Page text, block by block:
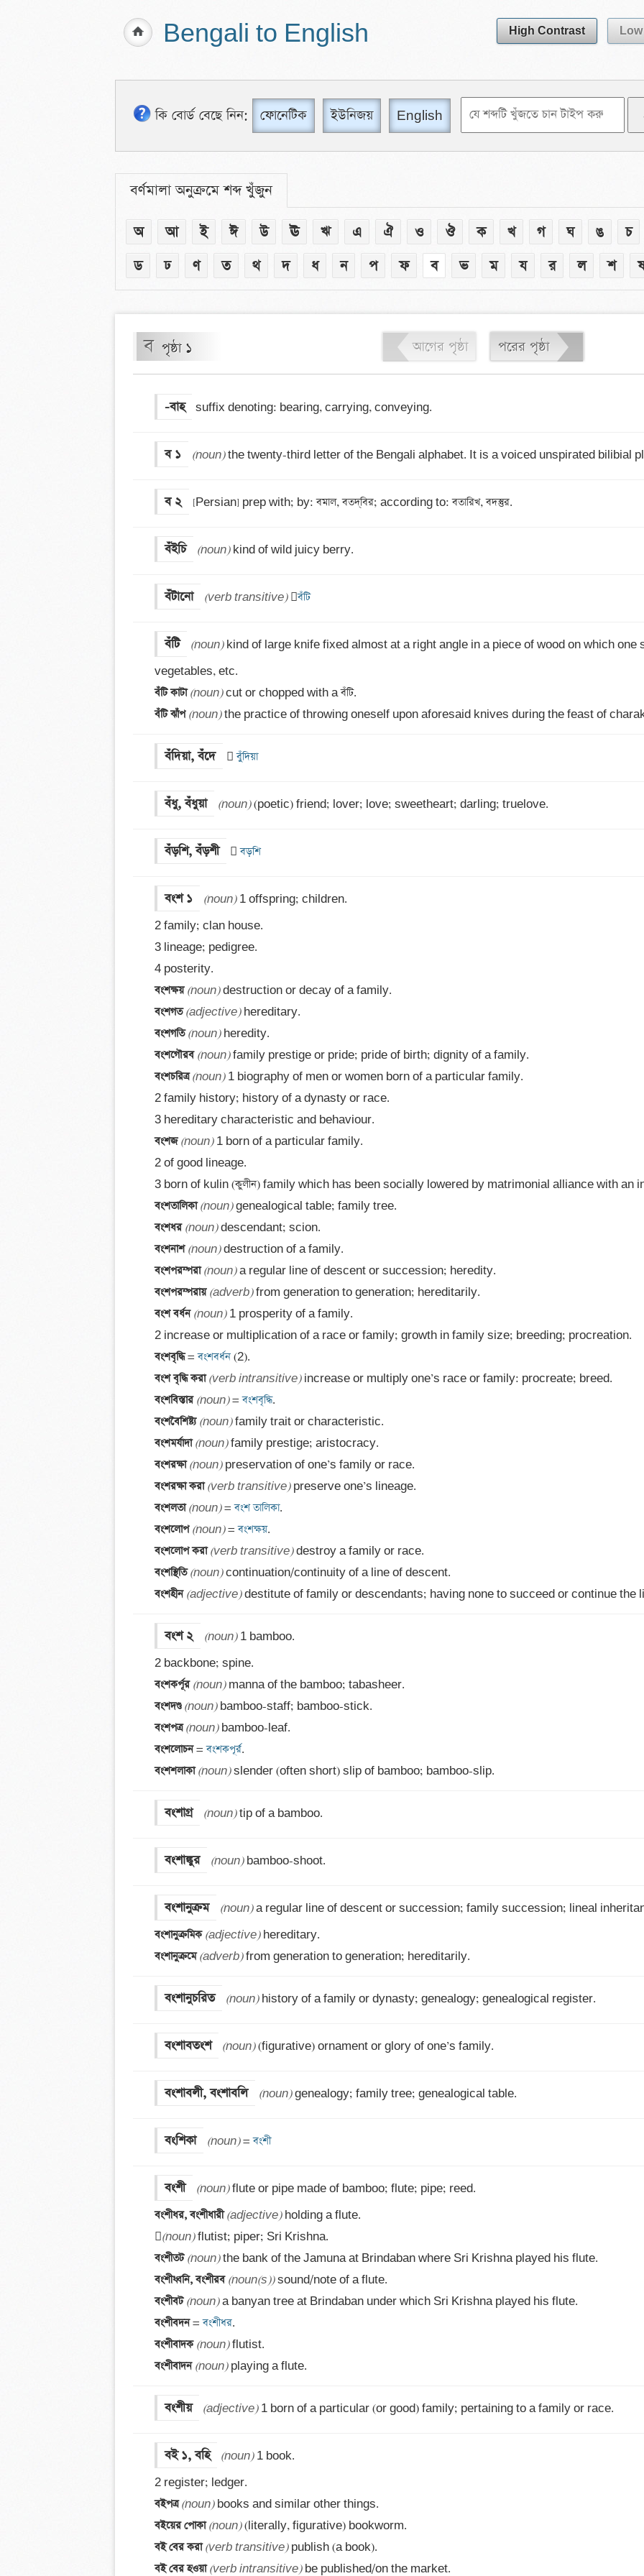
Bengali to English High Contrast
কি বোর্ড বেছে নিন: ফোনেটিক ইউনিজয় English
বর্ণমালা অনুক্রমে শব্দ খুঁজুন
অ আ ই ঈ উ ঊ ঋ এ ঐ ও ঔ ক খ গ ঘ ঙ
চ
ড
ঢ ণ ত থ দ ধ ন প ফ ব ভ ম য র ল শ
ব পৃষ্ঠা ১ আগের পৃষ্ঠা পরের পৃষ্ঠা
-বাহ suffix denoting: bearing, carrying, conveying.
ব ১ (noun) the twenty-third letter of the Bengali alphabet. It is a voiced unspirated bilibial
ব ২ [Persian] prep with; by: বমাল, বতদ্‌বির; according to: বতারিখ, বদস্তুর.
বঁইচি (noun) kind of wild juicy berry.
বঁটানো (verb transitive) বঁটি
বঁটি (noun) kind of large knife fixed almost at a right angle in a piece of wood on which one
বঁটি কাটা (noun)
বঁটি ঝাঁপ (noun) the practice of throwing oneself upon aforesaid knives during the feast of
বঁদিয়া, বঁদে  বুঁদিয়া
বঁধু, বঁধুয়া (noun) (poetic) friend; lover; love; sweetheart; darling; truelove.
বঁড়শি, বঁড়শী  বড়শি
বংশ ১ (noun) 1 offspring; children.
2 family; clan house.
3 lineage; pedigree.
বংশক্ষয় (noun)
বংশগত (adjective)
বংশগতি (noun)
বংশগৌরব (noun)
বংশচরিত্র (noun) 1 biography of men or women born of a particular family.
2 family history; history of a dynasty or race.
বংশজ (noun) 1 born of a particular family.
2 of good lineage.
বংশতালিকা (noun)
বংশধর (noun)
বংশনাশ (noun)
বংশপরম্পরা (noun)
বংশপরম্পরায় (adverb)
বংশ বর্ধন (noun) 1 prosperity of a family.
বংশবৃদ্ধি = বংশবর্ধন
বংশ বৃদ্ধি করা (verb intransitive)
বংশবিস্তার (noun) = বংশবৃদ্ধি
বংশবৈশিষ্ট্য (noun)
বংশমর্যাদা (noun)
বংশরক্ষা (noun)
বংশরক্ষা করা (verb transitive)
বংশলতা (noun) = বংশ তালিকা
বংশলোপ (noun) = বংশক্ষয়
বংশলোপ করা (verb transitive)
বংশস্থিতি (noun)
বংশহীন (adjective) destitute of family or descendants; having none to succeed or continue the
বংশ ২ (noun) 1 bamboo.
বংশকর্পূর (noun)
বংশদণ্ড (noun)
বংশপত্র (noun)
বংশলোচন = বংশকপূর্র
বংশশলাকা (noun) slender (often short) slip of bamboo; bamboo-slip.
বংশাগ্র (noun) tip of a bamboo.
বংশাঙ্কুর (noun) bamboo-shoot.
বংশানুক্রম
(noun)
বংশানুক্রমিক (adjective)
বংশানুক্রমে (adverb) from generation to generation; hereditarily.
বংশানুচরিত (noun) history of a family or dynasty; genealogy; genealogical register.
বংশাবতংশ (noun) (figurative) ornament or glory of one’s family.
বংশাবলী, বংশাবলি (noun) genealogy; family tree; genealogical table.
বংশিকা (noun) = বংশী
বংশী (noun)
বংশীধর, বংশীধারী (adjective) holding a flute.
(noun)
বংশীতট (noun)
বংশীধ্বনি, বংশীরব (noun(s))
বংশীবট (noun)
বংশীবদন = বংশীধর
বংশীবাদক (noun)
বংশীবাদন (noun) playing a flute.
বংশীয় (adjective) 1 born of a particular (or good) family; pertaining to a family or race.
বই ১, বহি (noun) 1 book.
বইপত্র (noun)
বইয়ের পোকা (noun)
বই বের করা (verb transitive)
বই বের হওয়া (verb intransitive) be published/on the market.